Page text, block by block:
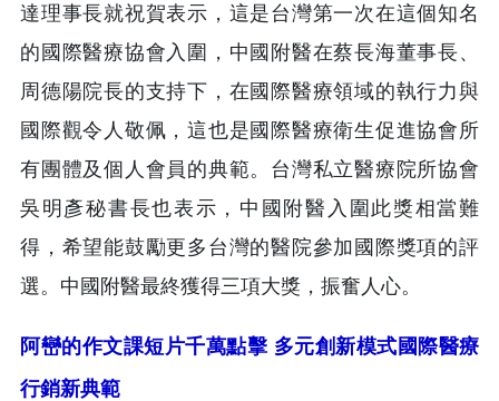
達理事長就祝賀表示，這是台灣第一次在這個知名
的國際醫療協會入圍，中國附醫在蔡長海董事長、
周德陽院長的支持下，在國際醫療領域的執行力與
國際觀令人敬佩，這也是國際醫療衛生促進協會所
有團體及個人會員的典範。台灣私立醫療院所協會
吳明彥秘書長也表示，中國附醫入圍此獎相當難
得，希望能鼓勵更多台灣的醫院參加國際獎項的評
選。中國附醫最終獲得三項大獎，振奮人心。
阿巒的作文課短片千萬點擊 多元創新模式國際醫療
行銷新典範